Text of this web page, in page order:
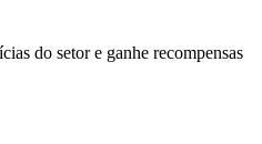
do setor e ganhe recompensas